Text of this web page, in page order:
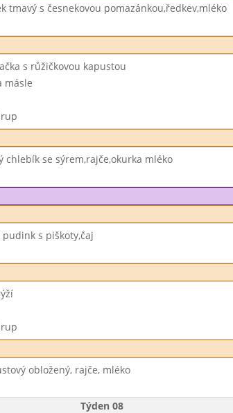
tmavý s česnekovou pomazánkou,ředkev,mléko
s růžičkovou kapustou
másle
chlebík se sýrem,rajče,okurka mléko
s piškoty,čaj
obložený, rajče, mléko
Týden 08